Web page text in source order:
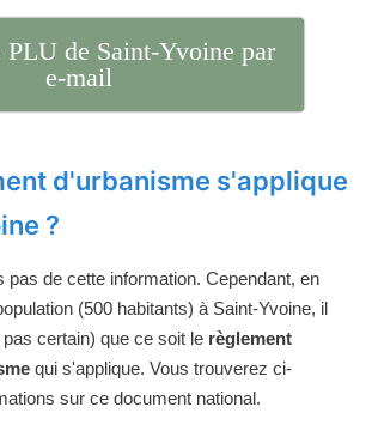
PLU de Saint-Yvoine par
e-mail
d'urbanisme s'applique
?
pas de cette information. Cependant, en
(500 habitants) à Saint-Yvoine, il
certain) que ce soit le règlement
qui s'applique. Vous trouverez ci-
sur ce document national.